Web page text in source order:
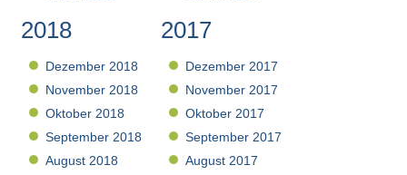
2018
Dezember 2018
November 2018
Oktober 2018
September 2018
August 2018
2017
Dezember 2017
November 2017
Oktober 2017
September 2017
August 2017